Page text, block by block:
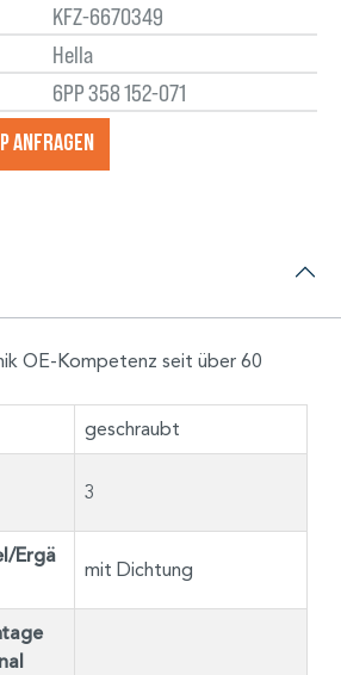
KFZ-6670349
Hella
6PP 358 152-071
anfragеn
OE-Kompetenz seit über 60
geschraubt
3
Ergä
mit Dichtung